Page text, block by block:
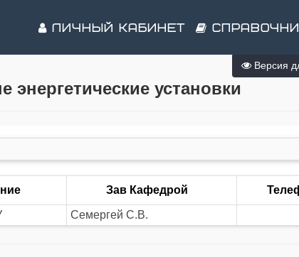
ЛИЧНЫЙ КАБИНЕТ
установки
Зав Кафедрой
Семергей С.В.
Версия